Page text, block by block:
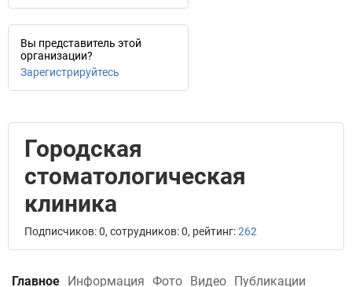
Вы представитель этой
организации?
Зарегистрируйтесь
Городская
стоматологическая
клиника
Подписчиков: 0, сотрудников: 0, рейтинг:262
Главное Информация Фото Видео Публикации